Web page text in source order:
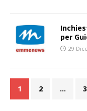
per
29
1 2 …